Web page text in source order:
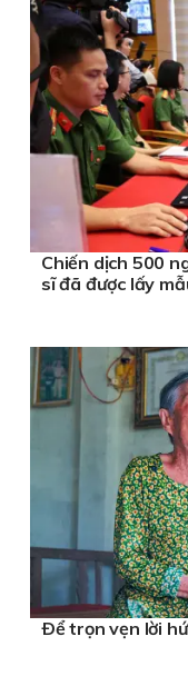
Chiến dịch 500
sĩ đã được lấy
Ðể trọn vẹn lời